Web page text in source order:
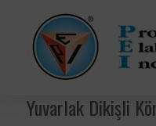
Yuvarlak Dikişli